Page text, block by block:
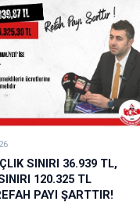
SINIRI 36.939 TL,
120.325 TL
PAYI ŞARTTIR!